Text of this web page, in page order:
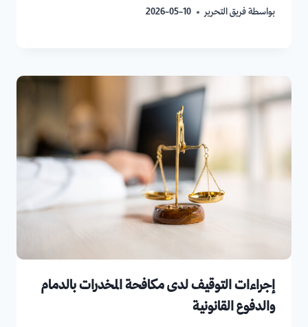
بواسطةفريق التحرير 2026-05-10
إجراءات التوقيف لدى مكافحة المخدرات بالدمام
والدفوع القانونية